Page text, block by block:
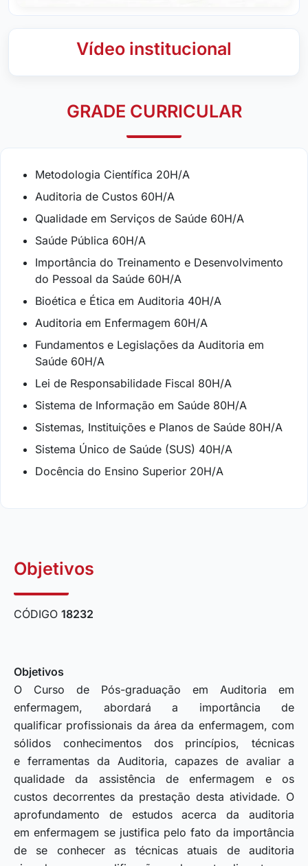
Vídeo institucional
GRADE CURRICULAR
Metodologia Científica 20H/A
Auditoria de Custos 60H/A
Qualidade em Serviços de Saúde 60H/A
Saúde Pública 60H/A
Importância do Treinamento e Desenvolvimento
do Pessoal da Saúde 60H/A
Bioética e Ética em Auditoria 40H/A
Auditoria em Enfermagem 60H/A
Fundamentos e Legislações da Auditoria em
Saúde 60H/A
Lei de Responsabilidade Fiscal 80H/A
Sistema de Informação em Saúde 80H/A
Sistemas, Instituições e Planos de Saúde 80H/A
Sistema Único de Saúde (SUS) 40H/A
Docência do Ensino Superior 20H/A
Objetivos
CÓDIGO 18232
Objetivos
O Curso de Pós-graduação em Auditoria em
enfermagem, abordará a importância de
qualificar profissionais da área da enfermagem, com
sólidos conhecimentos dos princípios, técnicas
e ferramentas da Auditoria, capazes de avaliar a
qualidade da assistência de enfermagem e os
custos decorrentes da prestação desta atividade. O
aprofundamento de estudos acerca da auditoria
em enfermagem se justifica pelo fato da importância
de se conhecer as técnicas atuais de auditoria